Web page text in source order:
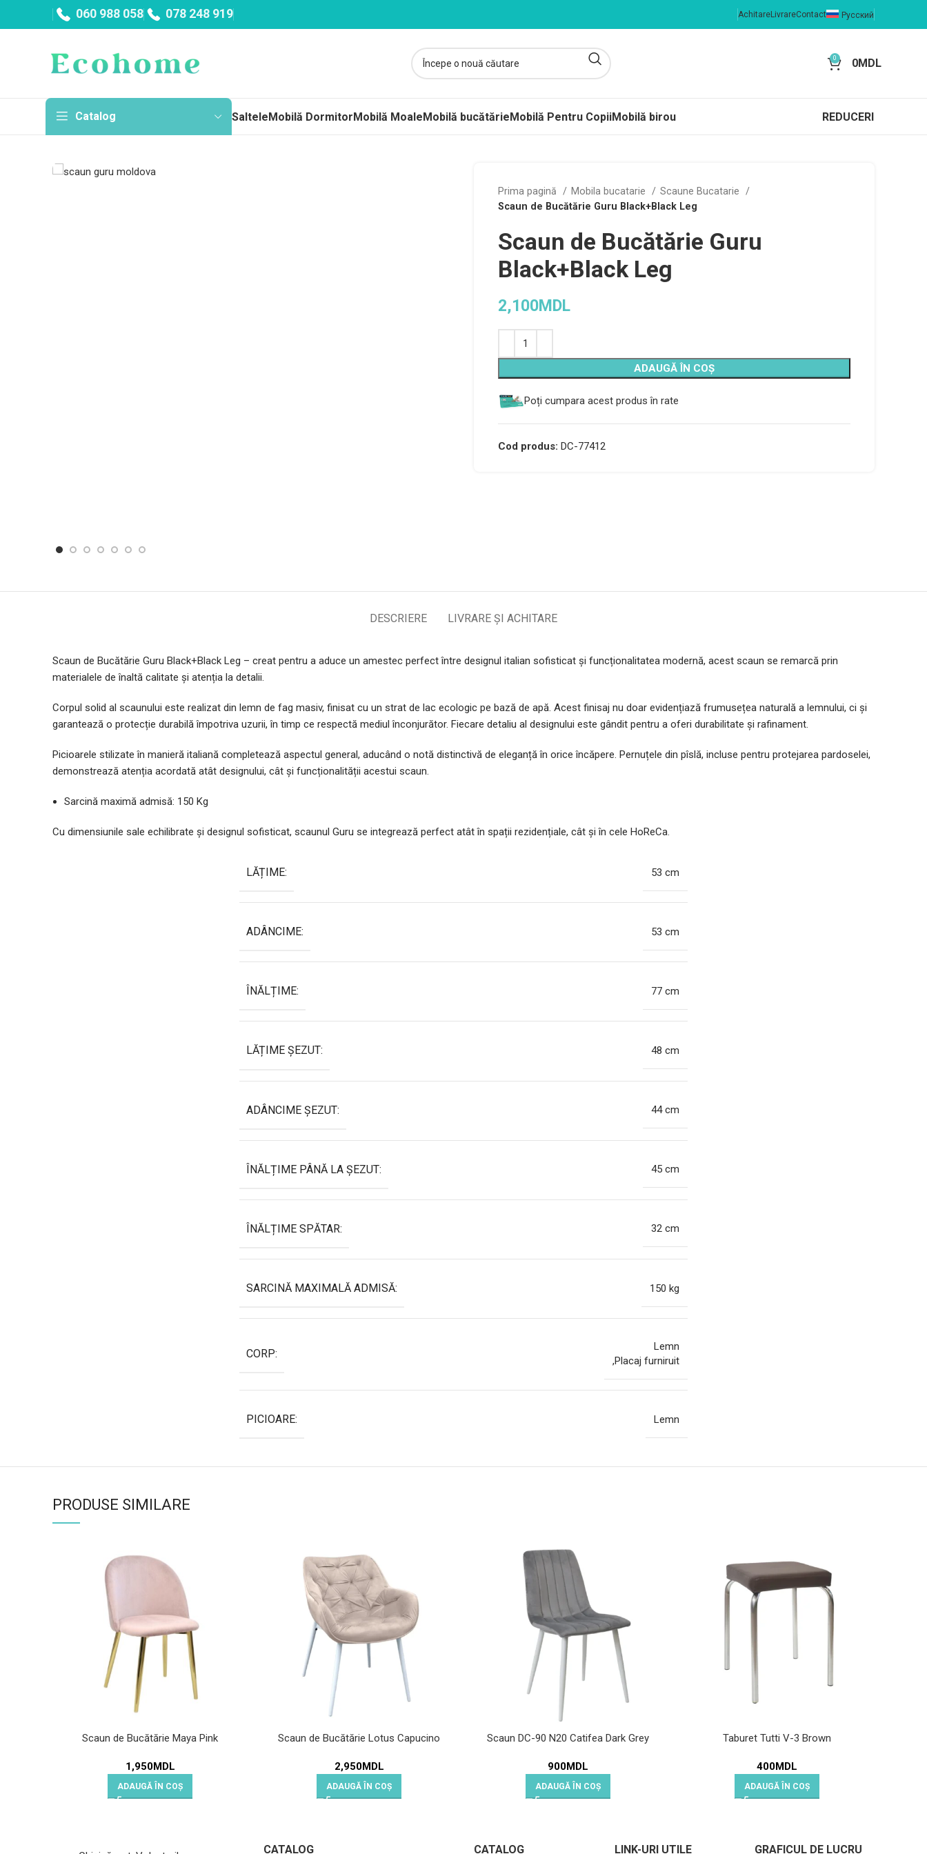
060 988 058 078 248 919 AchitareLivrareContact Русский
0 0MDL
Catalog SalteleMobilă DormitorMobilă MoaleMobilă bucătărieMobilă Pentru CopiiMobilă birou REDUCERI
Prima pagină Mobila bucatarie
Scaune Bucatarie
Scaun de Bucătărie Guru Black+Black Leg
Scaun de Bucătărie Guru
Black+Black Leg
2,100MDL
ADAUGĂ ÎN COȘ
Alternative:
Poți cumpara acest produs în rate
Cod produs: DC-77412
DESCRIERE LIVRARE ȘI ACHITARE
Scaun de Bucătărie Guru Black+Black Leg – creat pentru a aduce un amestec perfect între designul italian sofisticat și funcționalitatea modernă, acest scaun se remarcă prin
materialele de înaltă calitate și atenția la detalii.
Corpul solid al scaunului este realizat din lemn de fag masiv, finisat cu un strat de lac ecologic pe bază de apă. Acest finisaj nu doar evidențiază frumusețea naturală a lemnului, ci și
garantează o protecție durabilă împotriva uzurii, în timp ce respectă mediul înconjurător. Fiecare detaliu al designului este gândit pentru a oferi durabilitate și rafinament.
Picioarele stilizate în manieră italiană completează aspectul general, aducând o notă distinctivă de eleganță în orice încăpere. Pernuțele din pîslă, incluse pentru protejarea pardoselei,
demonstrează atenția acordată atât designului, cât și funcționalității acestui scaun.
Sarcină maximă admisă: 150 Kg
Cu dimensiunile sale echilibrate și designul sofisticat, scaunul Guru se integrează perfect atât în spații rezidențiale, cât și în cele HoReCa.
LĂȚIME: 53 cm
ADÂNCIME: 53 cm
ÎNĂLȚIME: 77 cm
LĂȚIME ȘEZUT: 48 cm
ADÂNCIME ȘEZUT: 44 cm
ÎNĂLȚIME PÂNĂ LA ȘEZUT: 45 cm
ÎNĂLȚIME SPĂTAR: 32 cm
SARCINĂ MAXIMALĂ ADMISĂ: 150 kg
CORP:
Lemn
,Placaj furniruit
PICIOARE: Lemn
PRODUSE SIMILARE
Scaun de Bucătărie Maya Pink
1,950MDL
ADAUGĂ ÎN COȘ
Scaun de Bucătărie Lotus Capucino
2,950MDL
ADAUGĂ ÎN COȘ
Scaun DC-90 N20 Catifea Dark Grey
900MDL
ADAUGĂ ÎN COȘ
Taburet Tutti V-3 Brown
400MDL
ADAUGĂ ÎN COȘ
CATALOG CATALOG LINK-URI UTILE GRAFICUL DE LUCRU